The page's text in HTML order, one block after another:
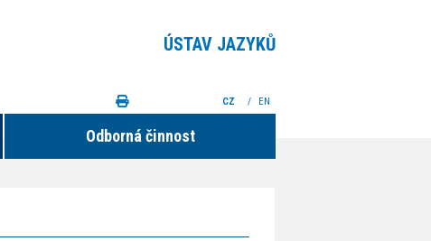
ÚSTAV JAZYKŮ
Odborná činnost
CZ / EN